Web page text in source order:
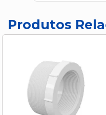
Produtos